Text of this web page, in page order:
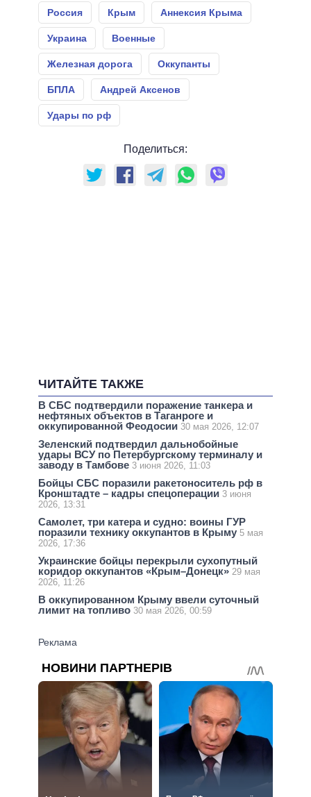
Россия Крым Аннексия Крыма
Украина Военные
Железная дорога Оккупанты
БПЛА Андрей Аксенов
Удары по рф
Поделиться:
ЧИТАЙТЕ ТАКЖЕ
В СБС подтвердили поражение танкера и
нефтяных объектов в Таганроге и
оккупированной Феодосии 30 мая 2026, 12:07
Зеленский подтвердил дальнобойные
удары ВСУ по Петербургскому терминалу и
заводу в Тамбове 3 июня 2026, 11:03
Бойцы СБС поразили ракетоноситель рф в
Кронштадте – кадры спецоперации 3 июня
2026, 13:31
Самолет, три катера и судно: воины ГУР
поразили технику оккупантов в Крыму 5 мая
2026, 17:36
Украинские бойцы перекрыли сухопутный
коридор оккупантов «Крым–Донецк» 29 мая
2026, 11:26
В оккупированном Крыму ввели суточный
лимит на топливо 30 мая 2026, 00:59